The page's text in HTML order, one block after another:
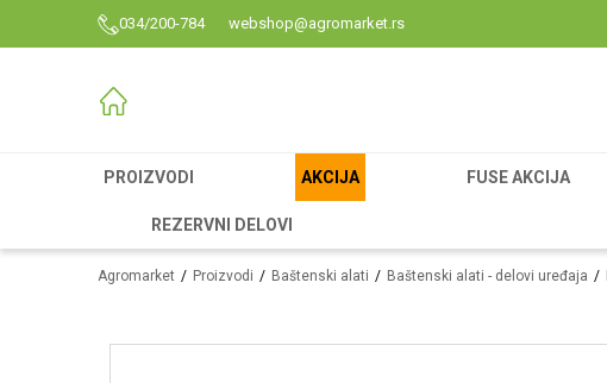
034/200-784 webshop@agromarket.rs
PROIZVODI AKCIJA FUSE AKCIJA
REZERVNI DELOVI
Agromarket Proizvodi Baštenski alati Baštenski alati - delovi uređaja